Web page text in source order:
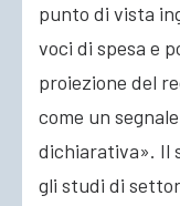
punto di vista
voci di spesa e
proiezione del
come un
dichiarativa». Il
gli studi di